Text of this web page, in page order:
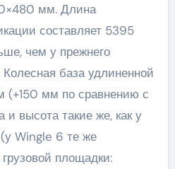
мм. Длина
составляет 5395
чем у прежнего
база удлиненной
мм по сравнению с
высота такие же, как у
(у Wingle 6 те же
площадки: